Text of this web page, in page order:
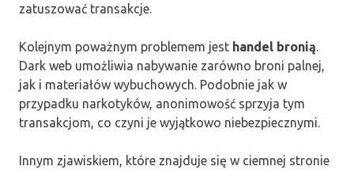
zatuszować transakcje.
Kolejnym poważnym problemem jest handel bronią
Dark web umożliwia nabywanie zarówno broni palnej,
jak i materiałów wybuchowych. Podobnie jak w
przypadku narkotyków, anonimowość sprzyja tym
transakcjom, co czyni je wyjątkowo niebezpiecznymi.
Innym zjawiskiem, które znajduje się w ciemnej stronie